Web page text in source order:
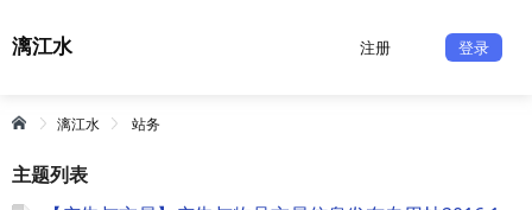
漓江水 注册 登录
漓江水 站务
主题列表